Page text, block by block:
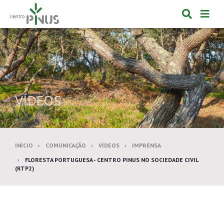
Alternar
de
de
VÍDEOS
INÍCIO COMUNICAÇÃO VÍDEOS
IMPRENSA
FLORESTA PORTUGUESA - CENTRO PINUS NO SOCIEDADE CIVIL
(RTP2)